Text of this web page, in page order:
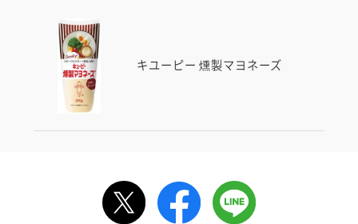
キユーピー 燻製マヨネーズ